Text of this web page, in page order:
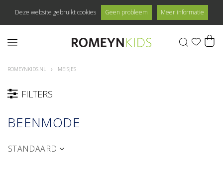
Deze website gebruikt cookies Geen probleem Meer informatie
0
ROMEYNKIDS.NL MEISJES
FILTERS
BEENMODE
STANDAARD